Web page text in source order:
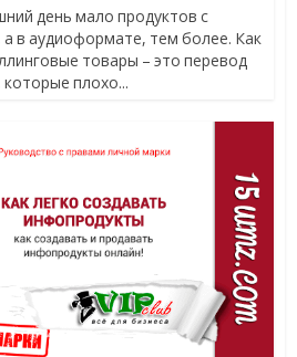
день мало продуктов с
в аудиоформате, тем более. Как
товары – это перевод
плохо...